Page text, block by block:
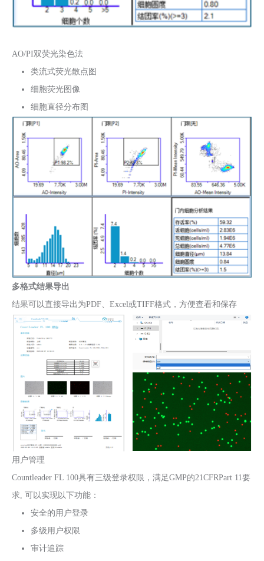
AO/PI双荧光染色法
类流式荧光散点图
细胞荧光图像
细胞直径分布图
多格式结果导出
结果可以直接导出为PDF、Excel或TIFF格式，方便查看和保存
用户管理
Countleader FL 100具有三级登录权限，满足GMP的21CFRPart 11要
求, 可以实现以下功能：
安全的用户登录
多级用户权限
审计追踪